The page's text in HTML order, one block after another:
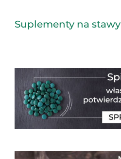
Suplementy na stawy